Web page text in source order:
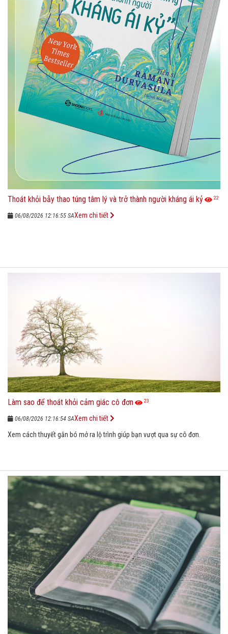
Thoát khỏi bẫy thao túng tâm lý và trở thành người kháng ái kỷ 22
06/08/2026 12:16:55 SAXem chi tiết
Làm sao để thoát khỏi cảm giác cô đơn 23
06/08/2026 12:16:54 SA
Xem cách thuyết gắn bó mở ra lộ trình giúp bạn vượt qua sự cô đơn.
Xem chi tiết